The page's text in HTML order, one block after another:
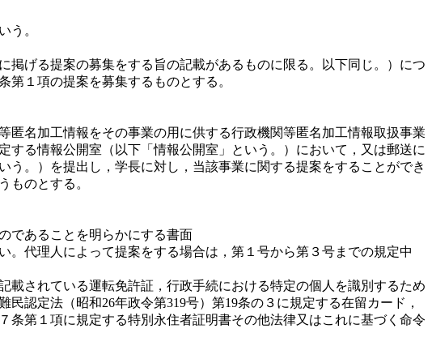
う。
げる提案の募集をする旨の記載があるものに限る。以下同じ。）につ
１項の提案を募集するものとする。
名加工情報をその事業の用に供する行政機関等匿名加工情報取扱事業
する情報公開室（以下「情報公開室」という。）において，又は郵送に
う。）を提出し，学長に対し，当該事業に関する提案をすることができ
ものとする。
であることを明らかにする書面
代理人によって提案をする場合は，第１号から第３号までの規定中
載されている運転免許証，行政手続における特定の個人を識別するため
認定法（昭和26年政令第319号）第19条の３に規定する在留カード，
条第１項に規定する特別永住者証明書その他法律又はこれに基づく命令